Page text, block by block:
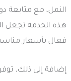
النمل، مع متابعة
هذه الخدمة تجعل
فعال بأسعار
إضافة إلى ذلك،